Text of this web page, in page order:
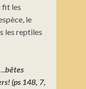
fit les
le
les reptiles
(ps 148, 7,